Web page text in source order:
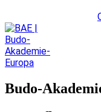
Budo-